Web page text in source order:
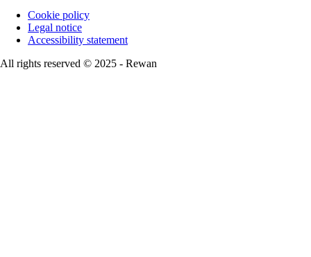
Cookie policy
Legal notice
Accessibility statement
All rights reserved © 2025 - Rewan